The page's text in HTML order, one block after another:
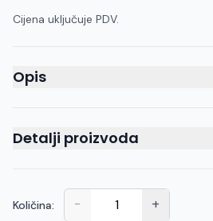
Cijena uključuje PDV.
Opis
Detalji proizvoda
Količina: - +